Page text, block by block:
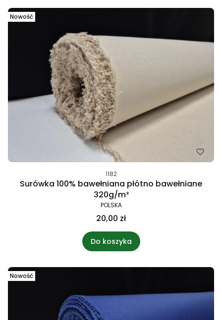
Nowość
1182
Surówka 100% bawełniana płótno bawełniane
320g/m²
POLSKA
20,00 zł
Do koszyka
Nowość